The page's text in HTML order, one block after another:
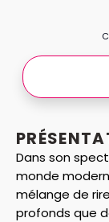
Dans son
monde
mélange de
profonds que